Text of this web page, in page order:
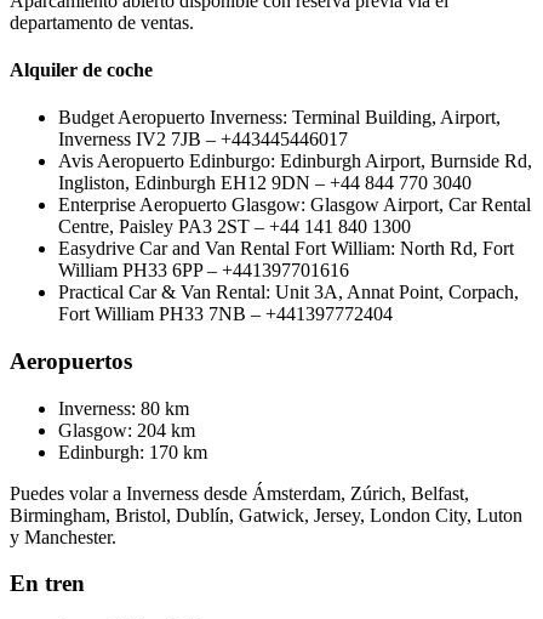
departamento de ventas.
Alquiler de coche
Budget Aeropuerto Inverness: Terminal Building, Airport,
Inverness IV2 7JB – +443445446017
Avis Aeropuerto Edinburgo: Edinburgh Airport, Burnside Rd,
Ingliston, Edinburgh EH12 9DN – +44 844 770 3040
Enterprise Aeropuerto Glasgow: Glasgow Airport, Car Rental
Centre, Paisley PA3 2ST – +44 141 840 1300
Easydrive Car and Van Rental Fort William: North Rd, Fort
William PH33 6PP – +441397701616
Practical Car & Van Rental: Unit 3A, Annat Point, Corpach,
Fort William PH33 7NB – +441397772404
Aeropuertos
Inverness: 80 km
Glasgow: 204 km
Edinburgh: 170 km
Puedes volar a Inverness desde Ámsterdam, Zúrich, Belfast,
Birmingham, Bristol, Dublín, Gatwick, Jersey, London City, Luton
y Manchester.
En tren